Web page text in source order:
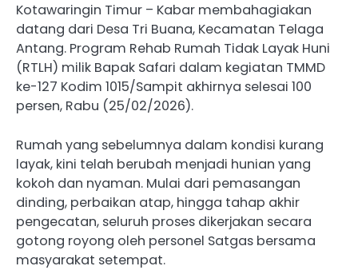
Kotawaringin Timur – Kabar membahagiakan
datang dari Desa Tri Buana, Kecamatan Telaga
Antang. Program Rehab Rumah Tidak Layak Huni
(RTLH) milik Bapak Safari dalam kegiatan TMMD
ke-127 Kodim 1015/Sampit akhirnya selesai 100
persen, Rabu (25/02/2026).
Rumah yang sebelumnya dalam kondisi kurang
layak, kini telah berubah menjadi hunian yang
kokoh dan nyaman. Mulai dari pemasangan
dinding, perbaikan atap, hingga tahap akhir
pengecatan, seluruh proses dikerjakan secara
gotong royong oleh personel Satgas bersama
masyarakat setempat.